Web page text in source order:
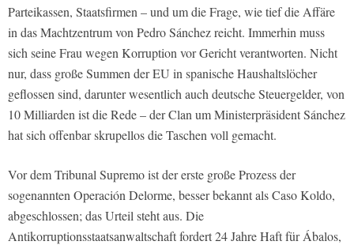
Parteikassen, Staatsfirmen – und um die Frage, wie tief die Affäre
in das Machtzentrum von Pedro Sánchez reicht. Immerhin muss
sich seine Frau wegen Korruption vor Gericht verantworten. Nicht
nur, dass große Summen der EU in spanische Haushaltslöcher
geflossen sind, darunter wesentlich auch deutsche Steuergelder, von
10 Milliarden ist die Rede – der Clan um Ministerpräsident Sánchez
hat sich offenbar skrupellos die Taschen voll gemacht.
Vor dem Tribunal Supremo ist der erste große Prozess der
sogenannten Operación Delorme, besser bekannt als Caso Koldo,
abgeschlossen; das Urteil steht aus. Die
Antikorruptionsstaatsanwaltschaft fordert 24 Jahre Haft für Ábalos,